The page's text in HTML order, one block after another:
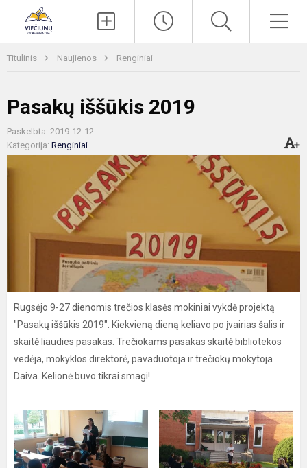
Titulinis Naujienos Renginiai
Pasakų iššūkis 2019
Paskelbta: 2019-12-12
Kategorija: Renginiai
Rugsėjo 9-27 dienomis trečios klasės mokiniai vykdė projektą
"Pasakų iššūkis 2019". Kiekvieną dieną keliavo po įvairias šalis ir
skaitė liaudies pasakas. Trečiokams pasakas skaitė bibliotekos
vedėja, mokyklos direktorė, pavaduotoja ir trečiokų mokytoja
Daiva. Kelionė buvo tikrai smagi!